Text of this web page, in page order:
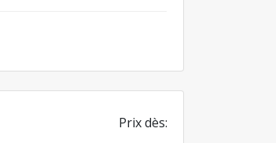
Prix dès: